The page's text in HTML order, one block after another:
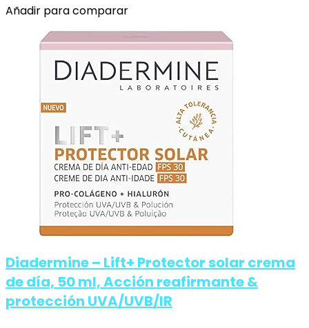
Añadir para comparar
Diadermine – Lift+ Protector solar crema
de día, 50 ml, Acción reafirmante &
protección UVA/UVB/IR